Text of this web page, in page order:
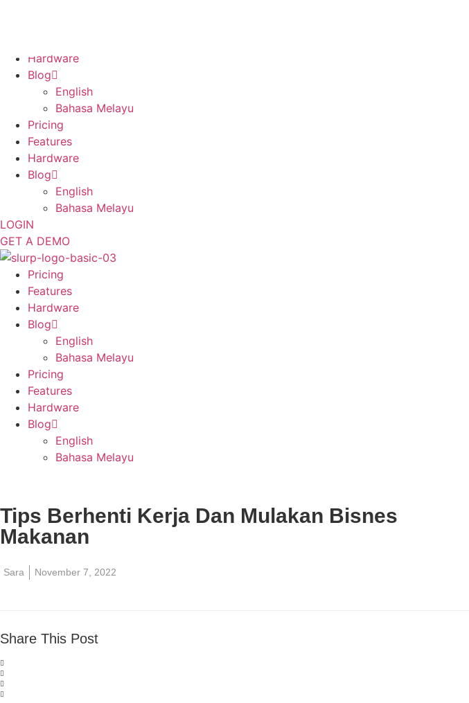
Hardware
Blog
English
Bahasa Melayu
Pricing
Features
Hardware
Blog
English
Bahasa Melayu
LOGIN
GET A DEMO
Pricing
Features
Hardware
Blog
English
Bahasa Melayu
Pricing
Features
Hardware
Blog
English
Bahasa Melayu
Tips Berhenti Kerja Dan Mulakan Bisnes
Makanan
Sara November 7, 2022
Share This Post